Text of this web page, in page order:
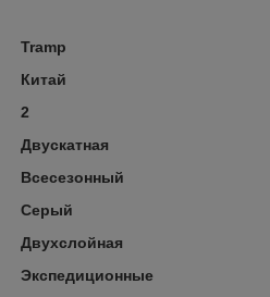
Tramp
Китай
2
Двускатная
Всесезонный
Серый
Двухслойная
Экспедиционные